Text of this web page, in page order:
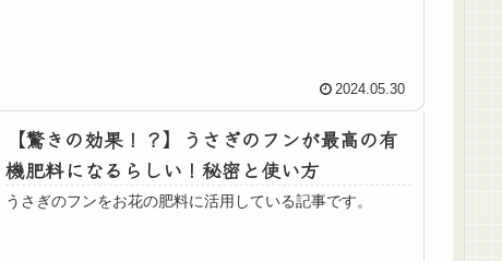
2024.05.30
【驚きの効果！？】うさぎのフンが最高の有
機肥料になるらしい！秘密と使い方
うさぎのフンをお花の肥料に活用している記事です。